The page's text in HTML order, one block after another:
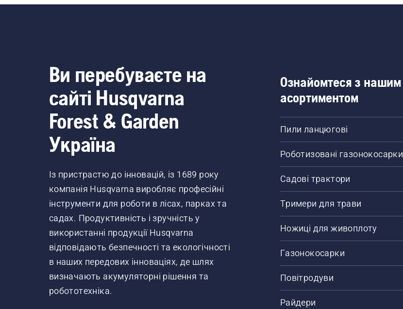
Ви перебуваєте на
сайті Husqvarna
Forest & Garden
Україна
Із пристрастю до інновацій, із 1689 року
компанія Husqvarna виробляє професійні
інструменти для роботи в лісах, парках та
садах. Продуктивність і зручність у
використанні продукції Husqvarna
відповідають безпечності та екологічності
в наших передових інноваціях, де шлях
визначають акумуляторні рішення та
робототехніка.
Ознайомтеся з нашим
асортиментом
Пили ланцюгові
Роботизовані газонокосарки
Садові трактори
Тримери для трави
Ножиці для живоплоту
Газонокосарки
Повітродуви
Райдери